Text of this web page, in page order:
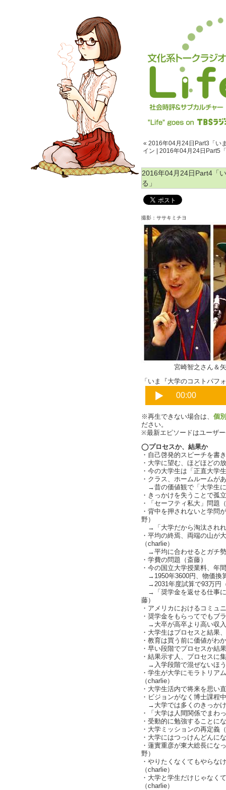
« 2016年04月24日Part3「い
イン
2016年04月24日Part5
2016年04月24日Part4「
る」
撮影：ササキミチヨ
宮崎智之さん＆矢野
「いま『大学のコストパフ
※再生できない場合は、 個
ださい。
※最新エピソードはユーザ
◯プロセスか、結果か
・自己啓発的スピーチを書
・大学に望む、ほどほどの
・今の大学生は「正直大学
・クラス、ホームルームが
→昔の価値観で「大学生に
・きっかけを失うことで孤
・「セーフティ私大」問題
・背中を押されないと学問
野）
→「大学だから淘汰されれ
・平均の終焉、両端の山が
（charlie）
→平均に合わせるとガチ勢
・学費の問題（斎藤）
・今の国立大学授業料、年
→1950年3600円、物価換
→2031年度試算で93万円
→「奨学金を返せる仕事に
藤）
・アメリカにおけるコミュ
・奨学金をもらってでもブ
→大卒が高卒より高い収入
・大学生はプロセスと結果
・教育は買う前に価値がわ
・早い段階でプロセスか結
・結果示す人、プロセスに
→入学段階で混ぜないほ
・学生が大学にモラトリア
（charlie）
・大学生活内で将来を思い
・ビジョンがなく博士課程
→大学では多くのきっか
・「大学は人間関係でまわ
・受動的に勉強することに
・大学ミッションの再定義
・大学にはつっけんどんに
・蓮實重彦が東大総長にな
野）
・やりたくなくてもやらな
（charlie）
・大学と学生だけじゃなく
（charlie）